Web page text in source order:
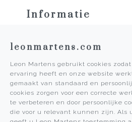
Informatie
Historie
Algemene voorwaarden
Privacy Policy
Pers
Leon Martens
leonmartens.com
Leon Martens gebruikt cookies
ervaring heeft en onze website
gemaakt van standaard en
cookies zorgen voor een correcte
te verbeteren en door persoonlijke
die voor u relevant kunnen zijn. Als